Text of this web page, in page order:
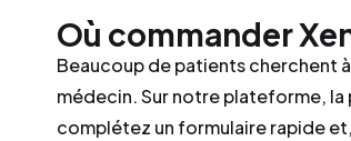
Où commander
Beaucoup de patients cherchent
médecin. Sur notre plateforme,
complétez un formulaire rapide